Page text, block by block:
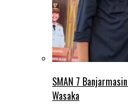
SMAN 7
Wasaka